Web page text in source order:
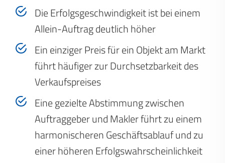
Die Erfolgsgeschwindigkeit ist bei einem
Allein-Auftrag deutlich höher
Ein einziger Preis für ein Objekt am Markt
führt häufiger zur Durchsetzbarkeit des
Verkaufspreises
Eine gezielte Abstimmung zwischen
Auftraggeber und Makler führt zu einem
harmonischeren Geschäftsablauf und zu
einer höheren Erfolgswahrscheinlichkeit